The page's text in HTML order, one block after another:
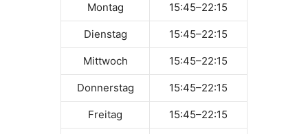
Montag 15:45–22:15
Dienstag 15:45–22:15
Mittwoch 15:45–22:15
Donnerstag 15:45–22:15
Freitag 15:45–22:15